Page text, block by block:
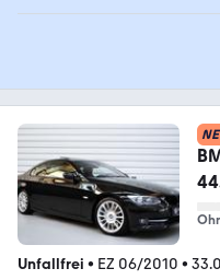
Unfallfrei • EZ 06/2010 •